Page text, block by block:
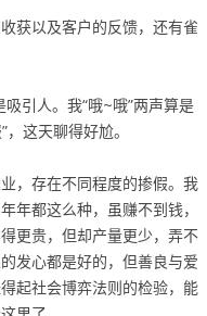
获以及客户的反馈，还有雀
引人。我“哦~哦”两声算是
这天聊得好尬。
，存在不同程度的掺假。我
年都这么种，虽赚不到钱，
更贵，但却产量更少，弄不
发心都是好的，但善良与爱
起社会博弈法则的检验，能